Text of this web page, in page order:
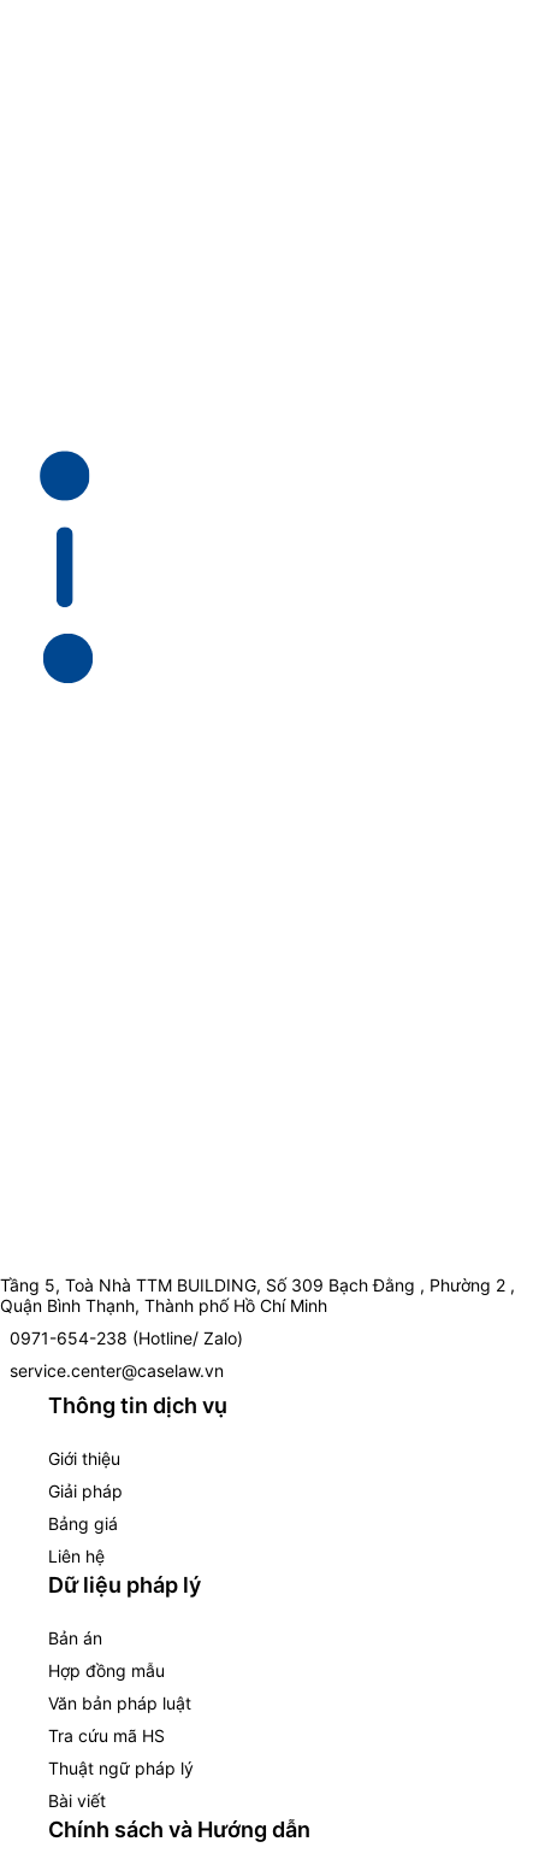
Tầng 5, Toà Nhà TTM BUILDING, Số 309 Bạch Đằng , Phường 2 ,
Quận Bình Thạnh, Thành phố Hồ Chí Minh
0971-654-238 (Hotline/ Zalo)
service.center@caselaw.vn
Thông tin dịch vụ
Giới thiệu
Giải pháp
Bảng giá
Liên hệ
Dữ liệu pháp lý
Bản án
Hợp đồng mẫu
Văn bản pháp luật
Tra cứu mã HS
Thuật ngữ pháp lý
Bài viết
Chính sách và Hướng dẫn